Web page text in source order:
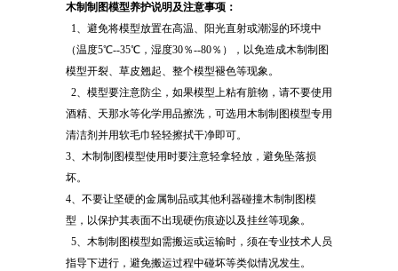
木制制图模型养护说明及注意事项：
1、避免将模型放置在高温、阳光直射或潮湿的环境中
（温度5℃--35℃，湿度30％--80％），以免造成木制制图
模型开裂、草皮翘起、整个模型褪色等现象。
2、模型要注意防尘，如果模型上粘有脏物，请不要使用
酒精、天那水等化学用品擦洗，可选用木制制图模型专用
清洁剂并用软毛巾轻轻擦拭干净即可。
3、木制制图模型使用时要注意轻拿轻放，避免坠落损
坏。
4、不要让坚硬的金属制品或其他利器碰撞木制制图模
型，以保护其表面不出现硬伤痕迹以及挂丝等现象。
5、木制制图模型如需搬运或运输时，须在专业技术人员
指导下进行，避免搬运过程中碰坏等类似情况发生。